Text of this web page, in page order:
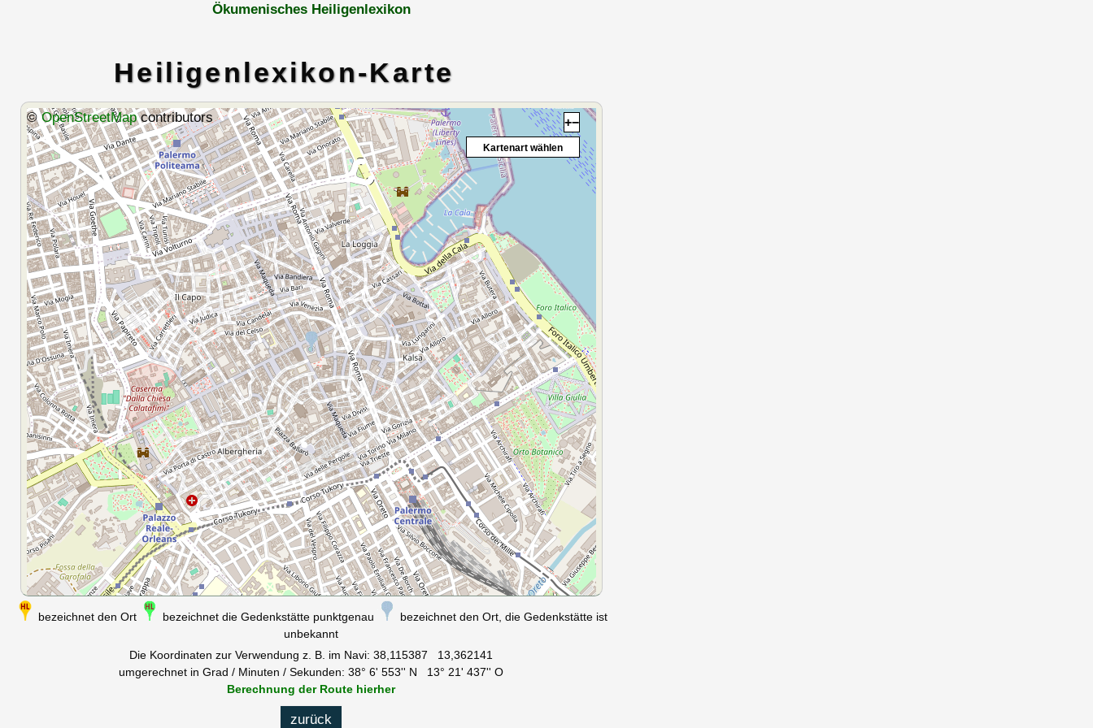
Ökumenisches Heiligenlexikon
Heiligenlexikon-Karte
+−
©OpenStreetMapcontributors
Kartenart wählen
bezeichnet den Ort bezeichnet die Gedenkstätte punktgenau
bezeichnet den Ort, die Gedenkstätte ist
unbekannt
Die Koordinaten zur Verwendung z. B. im Navi: 38,115387 13,362141
umgerechnet in Grad / Minuten / Sekunden: 38° 6' 553'' N 13° 21' 437'' O
Berechnung der Route hierher